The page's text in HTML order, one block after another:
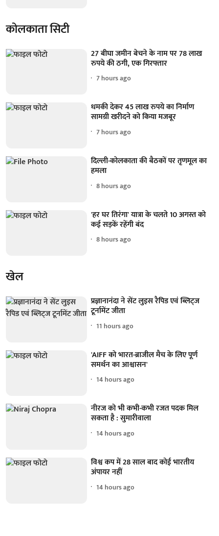
कोलकाता सिटी
27 बीघा जमीन बेचने के नाम पर 78 लाख
रुपये की ठगी, एक गिरफ्तार
7 hours ago
धमकी देकर 45 लाख रुपये का निर्माण
सामग्री खरीदने को किया मजबूर
7 hours ago
दिल्ली-कोलकाता की बैठकों पर तृणमूल का
हमला
8 hours ago
'हर घर तिरंगा' यात्रा के चलते 10 अगस्त को
कई सड़कें रहेंगी बंद
8 hours ago
खेल
प्रज्ञानानंदा ने सेंट लुइस रैपिड एवं ब्लिट्ज
टूर्नामेंट जीता
11 hours ago
'AIFF को भारत-ब्राजील मैच के लिए पूर्ण
समर्थन का आश्वासन'
14 hours ago
नीरज को भी कभी-कभी रजत पदक मिल
सकता है : सुमारीवाला
14 hours ago
विश्व कप में 28 साल बाद कोई भारतीय
अंपायर नहीं
14 hours ago